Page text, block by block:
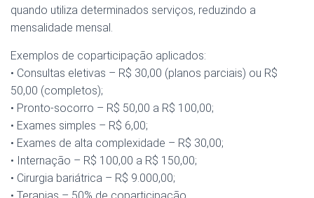
quando utiliza determinados serviços, reduzindo a
mensalidade mensal.
Exemplos de coparticipação aplicados:
• Consultas eletivas – R$ 30,00 (planos parciais) ou R$
50,00 (completos);
• Pronto-socorro – R$ 50,00 a R$ 100,00;
• Exames simples – R$ 6,00;
• Exames de alta complexidade – R$ 30,00;
• Internação – R$ 100,00 a R$ 150,00;
• Cirurgia bariátrica – R$ 9.000,00;